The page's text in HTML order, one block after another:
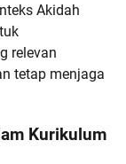
Akidah
relevan
tetap menjaga
Kurikulum